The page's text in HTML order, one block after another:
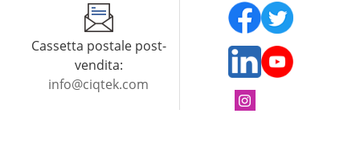
Cassetta postale post-
vendita:
info@ciqtek.com